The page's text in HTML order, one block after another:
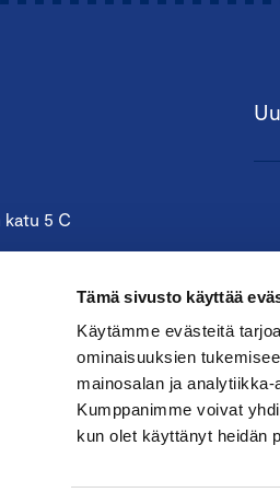
Tämä sivusto käyttää
Käytämme evästeitä
ominaisuuksien
mainosalan ja
Kumppanimme voivat
kun olet käyttänyt heidän
katu 5 C